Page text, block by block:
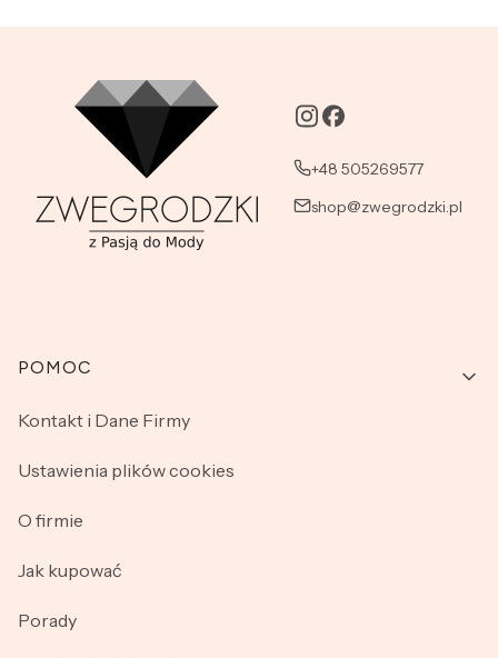
+48 505269577
shop@zwegrodzki.pl
Linki w stopce
POMOC
Kontakt i Dane Firmy
Ustawienia plików cookies
O firmie
Jak kupować
Porady